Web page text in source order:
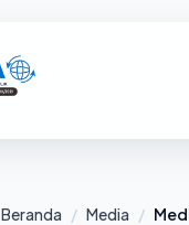
Beranda / Media /